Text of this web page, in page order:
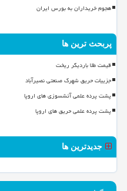
هجوم خریداران به بورس ایران
پربحث ترین ها
قیمت طلا باردیگر ریخت
جزییات حریق شهرک صنعتی نصیرآباد
پشت پرده علمی آتشسوزی های اروپا
پشت پرده علمی حریق های اروپا
جدیدترین ها